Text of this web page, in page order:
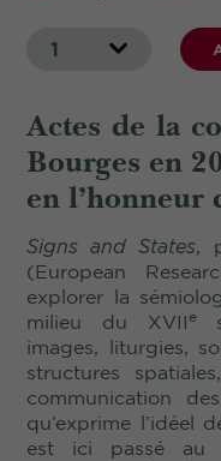
1
Actes de la
Bourges en
en l’honneur
Signs and States,
(European
explorer la
milieu du XVII e
images, liturgies,
structures
communication
qu’exprime l’idéel
est ici passé au